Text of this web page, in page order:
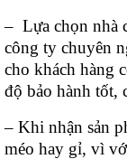
– Lựa chọn nhà
công ty chuyên
cho khách hàng
độ bảo hành tốt,
– Khi nhận sản
méo hay gỉ, vì